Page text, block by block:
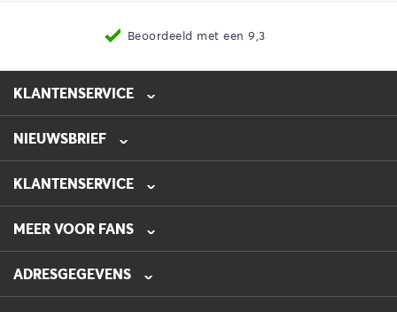
Beoordeeld met een 9,3
KLANTENSERVICE
0475-218632
info@automotive-line.nl
NIEUWSBRIEF
KLANTENSERVICE
Bestellen
Betalen
Verzenden
Retourneren
Garantie
MEER VOOR FANS
Veelgestelde vragen – FAQ
Blog
Folders
ADRESGEGEVENS
AUTOMOTIVE LINE